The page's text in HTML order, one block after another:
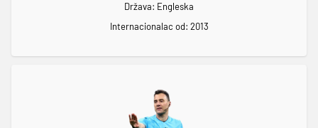
Država: Engleska
Internacionalac od: 2013